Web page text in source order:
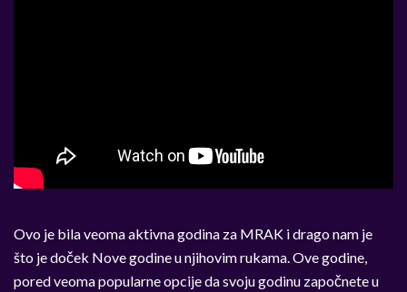
Ovo je bila veoma aktivna godina za MRAK i drago nam je
što je doček Nove godine u njihovim rukama. Ove godine,
pored veoma popularne opcije da svoju godinu započnete u